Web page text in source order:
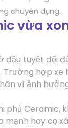
chuyên dụng.
vừa
đầu tuyệt đối
Trường hợp
vì ảnh
phủ Ceramic,
mạnh hay cọ